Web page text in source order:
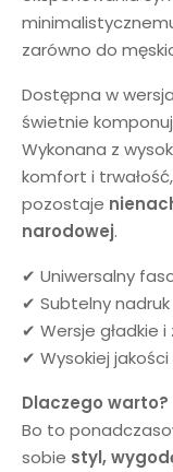
zarówno do
Dostępna w
świetnie
Wykonana z
komfort i
pozostaje
narodowej.
✔ Uniwersalny
✔ Subtelny
✔ Wersje gładkie
✔ Wysokiej
Dlaczego warto?
Bo to
sobie styl,